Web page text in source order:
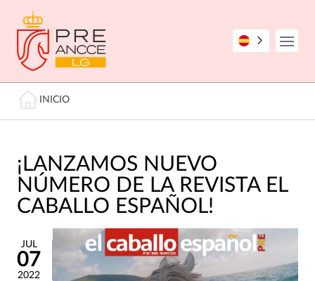
contenido
principal
Miga de pan
INICIO
¡LANZAMOS NUEVO
NÚMERO DE LA REVISTA EL
CABALLO ESPAÑOL!
JUL
07
2022